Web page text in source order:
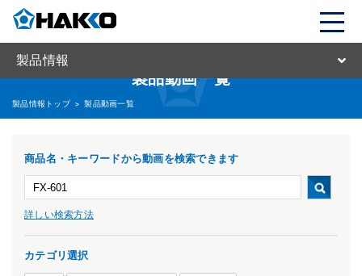
製品情報
製品動画一覧
製品情報トップ > 製品動画一覧
商品名・キーワードから動画を検索できます
詳しい検索方法
カテゴリ選択